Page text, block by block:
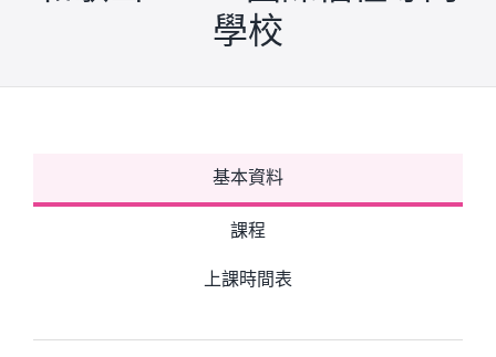
學校
基本資料
課程
上課時間表